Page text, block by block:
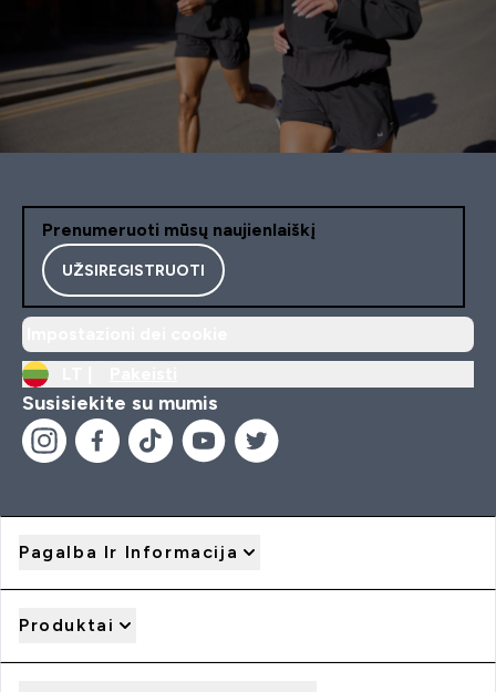
Prenumeruoti mūsų naujienlaiškį
UŽSIREGISTRUOTI
Susisiekite su mumis
Pagalba Ir Informacija
Produktai